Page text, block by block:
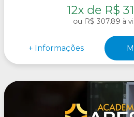
12x de R$
R$ 307,89 à